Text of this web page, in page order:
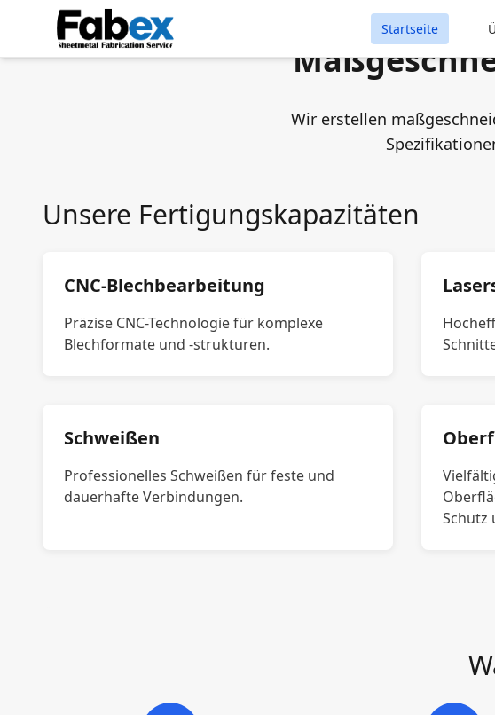
Skip to main content
Startseite
Wir erstellen
Unsere Fertigungskapazitäten
CNC-Blechbearbeitung
Präzise CNC-Technologie für komplexe
Blechformate und -strukturen.
Schweißen
Professionelles Schweißen für feste und
dauerhafte Verbindungen.
Schutz